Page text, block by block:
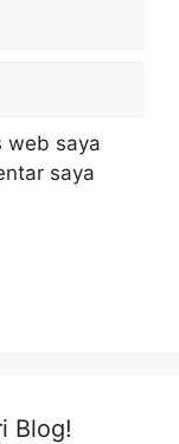
web saya
saya
Blog!